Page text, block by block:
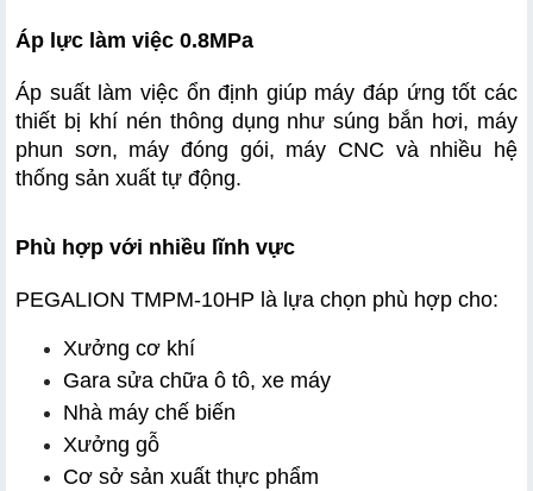
Áp lực làm việc 0.8MPa
Áp suất làm việc ổn định giúp máy đáp ứng tốt các
thiết bị khí nén thông dụng như súng bắn hơi, máy
phun sơn, máy đóng gói, máy CNC và nhiều hệ
thống sản xuất tự động.
Phù hợp với nhiều lĩnh vực
PEGALION TMPM-10HP là lựa chọn phù hợp cho:
Xưởng cơ khí
Gara sửa chữa ô tô, xe máy
Nhà máy chế biến
Xưởng gỗ
Cơ sở sản xuất thực phẩm